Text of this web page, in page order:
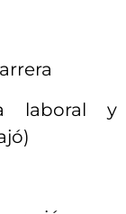
laboral y